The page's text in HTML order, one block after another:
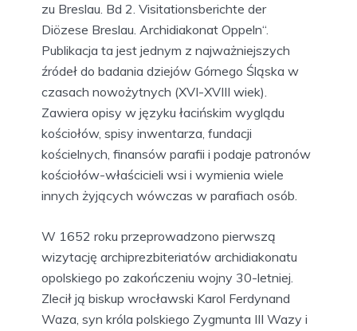
zu Breslau. Bd 2. Visitationsberichte der
Diözese Breslau. Archidiakonat Oppeln“.
Publikacja ta jest jednym z najważniejszych
źródeł do badania dziejów Górnego Śląska w
czasach nowożytnych (XVI-XVIII wiek).
Zawiera opisy w języku łacińskim wyglądu
kościołów, spisy inwentarza, fundacji
kościelnych, finansów parafii i podaje patronów
kościołów-właścicieli wsi i wymienia wiele
innych żyjących wówczas w parafiach osób.
W 1652 roku przeprowadzono pierwszą
wizytację archiprezbiteriatów archidiakonatu
opolskiego po zakończeniu wojny 30-letniej.
Zlecił ją biskup wrocławski Karol Ferdynand
Waza, syn króla polskiego Zygmunta III Wazy i